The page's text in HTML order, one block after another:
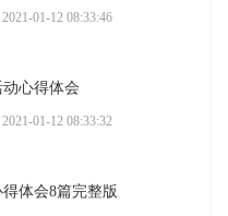
2021-01-12 08:33:46
心得体会
2021-01-12 08:33:32
体会8篇完整版